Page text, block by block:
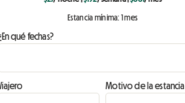
Estancia mínima: 1 mes
qué fechas?
Motivo de la estancia